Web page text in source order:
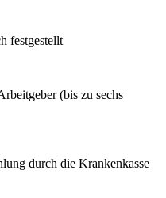
festgestellt
(bis zu sechs
durch die Krankenkasse